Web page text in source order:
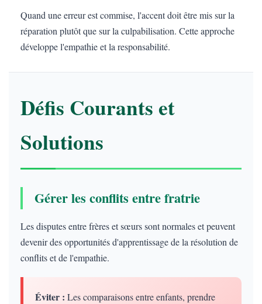
Quand une erreur est commise, l'accent doit être mis sur la
réparation plutôt que sur la culpabilisation. Cette approche
développe l'empathie et la responsabilité.
Défis Courants et
Solutions
Gérer les conflits entre fratrie
Les disputes entre frères et sœurs sont normales et peuvent
devenir des opportunités d'apprentissage de la résolution de
conflits et de l'empathie.
Éviter : Les comparaisons entre enfants, prendre